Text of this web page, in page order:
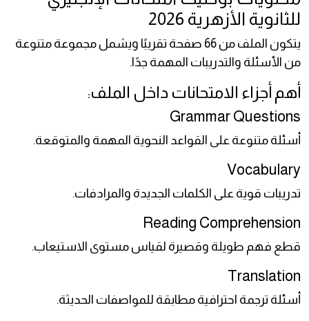
للثانوية الأزهرية 2026
يتكون الملف من 66 صفحة تقريبًا ويشمل مجموعة متنوعة
من الأسئلة والتدريبات المهمة جدًا.
أهم أجزاء الامتحانات داخل الملف:
Grammar Questions
أسئلة متنوعة على القواعد النحوية المهمة والمتوقعة.
Vocabulary
تدريبات قوية على الكلمات الجديدة والمرادفات.
Reading Comprehension
قطع فهم طويلة وقصيرة لقياس مستوى الاستيعاب.
Translation
أسئلة ترجمة احترافية مطابقة للمواصفات الحديثة.